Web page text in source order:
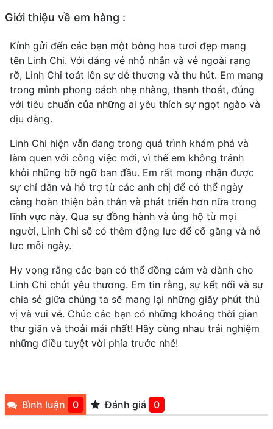
Giới thiệu về em hàng :
Kính gửi đến các bạn một bông hoa tươi đẹp mang
tên Linh Chi. Với dáng vẻ nhỏ nhắn và vẻ ngoài rạng
rỡ, Linh Chi toát lên sự dễ thương và thu hút. Em mang
trong mình phong cách nhẹ nhàng, thanh thoát, đúng
với tiêu chuẩn của những ai yêu thích sự ngọt ngào và
dịu dàng.
Linh Chi hiện vẫn đang trong quá trình khám phá và
làm quen với công việc mới, vì thế em không tránh
khỏi những bỡ ngỡ ban đầu. Em rất mong nhận được
sự chỉ dẫn và hỗ trợ từ các anh chị để có thể ngày
càng hoàn thiện bản thân và phát triển hơn nữa trong
lĩnh vực này. Qua sự đồng hành và ủng hộ từ mọi
người, Linh Chi sẽ có thêm động lực để cố gắng và nỗ
lực mỗi ngày.
Hy vọng rằng các bạn có thể đồng cảm và dành cho
Linh Chi chút yêu thương. Em tin rằng, sự kết nối và sự
chia sẻ giữa chúng ta sẽ mang lại những giây phút thú
vị và vui vẻ. Chúc các bạn có những khoảng thời gian
thư giãn và thoải mái nhất! Hãy cùng nhau trải nghiệm
những điều tuyệt vời phía trước nhé!
Bình luận 0 Đánh giá 0